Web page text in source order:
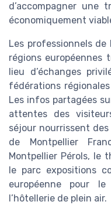
d’accompagner une
économiquement
Les professionnels de
régions européennes
lieu d’échanges
fédérations
Les infos partagées
attentes des
séjour nourrissent
de Montpellier
Montpellier Pérols, le
le parc expositions
européenne pour
l’hôtellerie de plein air.